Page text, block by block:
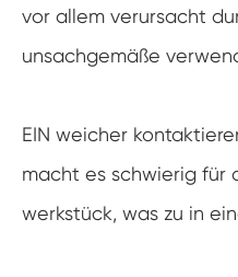
vor allem verursacht
unsachgemäße
EIN weicher
macht es schwierig für
werkstück, was zu in